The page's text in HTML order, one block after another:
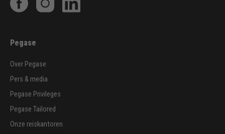
Pegase
Over Pegase
Pers & media
Pegase Privileges
Pegase Tailored
Onze reiskantoren